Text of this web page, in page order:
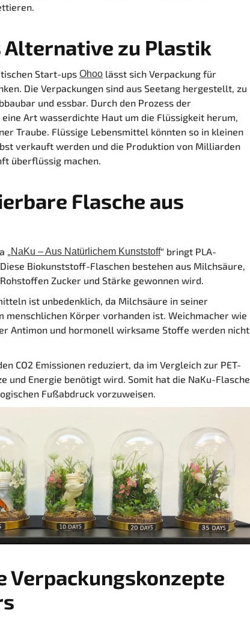
Alternative zu Plastik
Start-ups Ohoo lässt sich Verpackung für
Die Verpackungen sind aus Seetang hergestellt, zu
und essbar. Durch den Prozess der
Art wasserdichte Haut um die Flüssigkeit herum,
Traube. Flüssige Lebensmittel könnten so in kleinen
verkauft werden und die Produktion von Milliarden
überflüssig machen.
Flasche aus
NaKu – Aus Natürlichem Kunststoff“ bringt PLA-
Biokunststoff-Flaschen bestehen aus Milchsäure,
Zucker und Stärke gewonnen wird.
ist unbedenklich, da Milchsäure in seiner
menschlichen Körper vorhanden ist. Weichmacher wie
Antimon und hormonell wirksame Stoffe werden nicht
CO2 Emissionen reduziert, da im Vergleich zur PET-
und Energie benötigt wird. Somit hat die NaKu-Flasche
Fußabdruck vorzuweisen.
Verpackungskonzepte